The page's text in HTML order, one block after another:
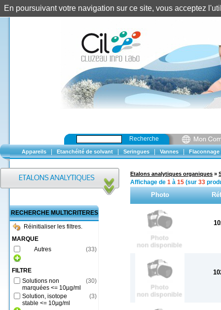
Recherche
Appareils Etanchéité de solvant Seringues Vannes Flaconnage
RECHERCHE MULTICRITERES
Réinitialiser les filtres.
MARQUE
Autres
(33)
FILTRE
Solutions non
marquées <= 10µg/ml
(30)
Solution, isotope
stable <= 10µg/ml
(3)
Etalons analytiques organiques »
Affichage de 1 à 15 (sur 33
Photo
En poursuivant votre navigation sur ce site, vous acceptez